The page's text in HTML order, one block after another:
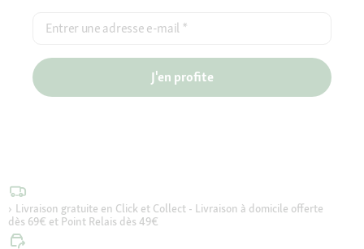
Entrer une adresse e-mail *
J'en profite
Livraison gratuite en Click et Collect - Livraison à domicile offerte
dès 69€ et Point Relais dès 49€